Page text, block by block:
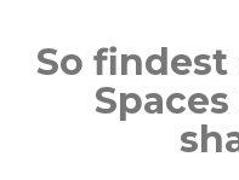
So